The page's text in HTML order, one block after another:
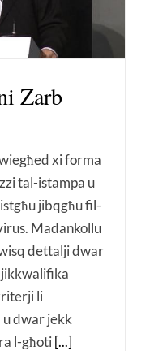
Zarb
xi forma
tal-istampa u
jibqgħu fil-
Madankollu
dettalji dwar
jikkwalifika
li
dwar jekk
l-għoti[...]